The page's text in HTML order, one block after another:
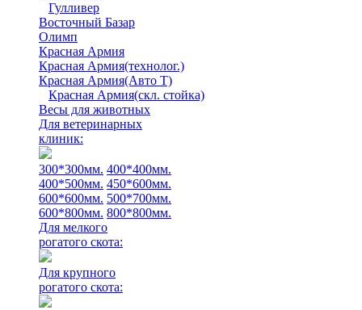
Гулливер
Восточный Базар
Олимп
Красная Армия
Красная Армия(технолог.)
Красная Армия(Авто Т)
Красная Армия(скл. стойка)
Весы для животных
Для ветеринарных
клиник:
300*300мм. 400*400мм.
400*500мм. 450*600мм.
600*600мм. 500*700мм.
600*800мм. 800*800мм.
Для мелкого
рогатого скота:
Для крупного
рогатого скота: